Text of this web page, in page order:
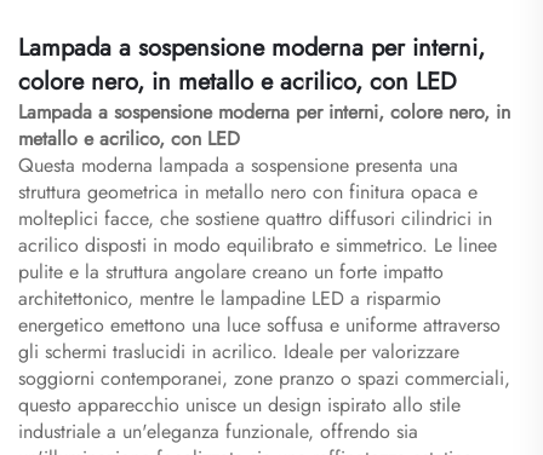
Lampada a sospensione moderna per interni,
colore nero, in metallo e acrilico, con LED
Lampada a sospensione moderna per interni, colore nero, in
metallo e acrilico, con LED
Questa moderna lampada a sospensione presenta una
struttura geometrica in metallo nero con finitura opaca e
molteplici facce, che sostiene quattro diffusori cilindrici in
acrilico disposti in modo equilibrato e simmetrico. Le linee
pulite e la struttura angolare creano un forte impatto
architettonico, mentre le lampadine LED a risparmio
energetico emettono una luce soffusa e uniforme attraverso
gli schermi traslucidi in acrilico. Ideale per valorizzare
soggiorni contemporanei, zone pranzo o spazi commerciali,
questo apparecchio unisce un design ispirato allo stile
industriale a un'eleganza funzionale, offrendo sia